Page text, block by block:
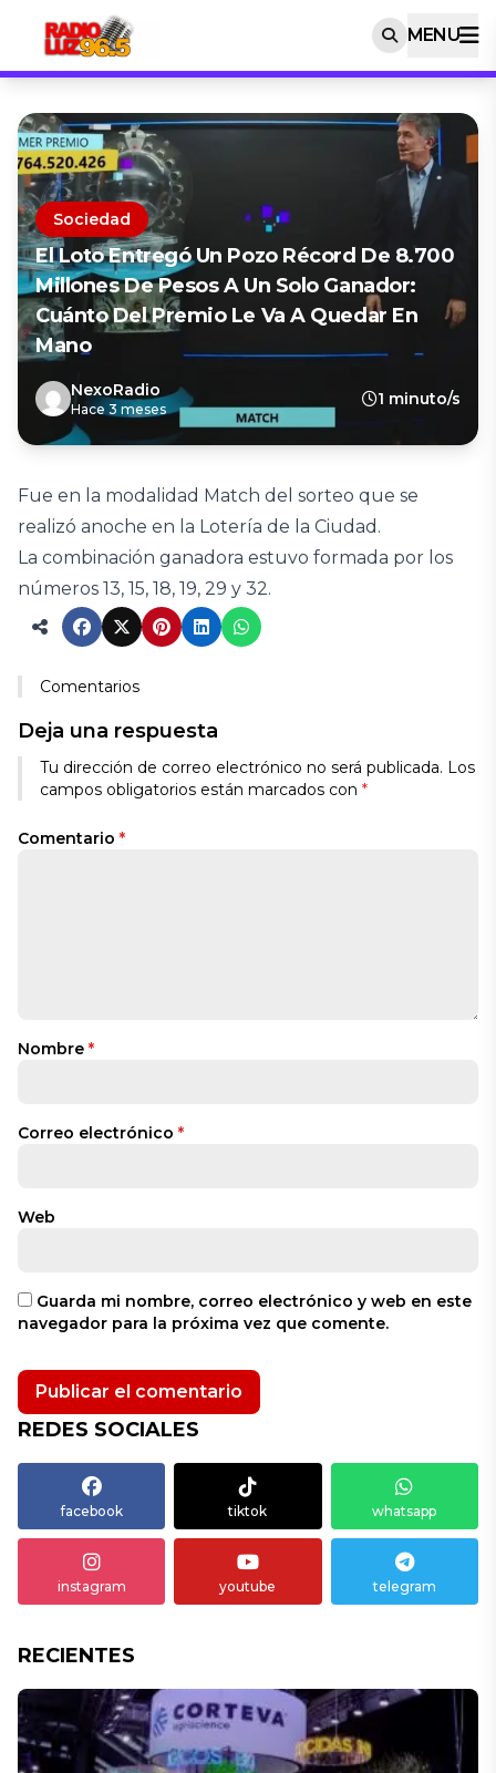
MENU
Sociedad
El Loto Entregó Un Pozo Récord De 8.700
Millones De Pesos A Un Solo Ganador:
Cuánto Del Premio Le Va A Quedar En
Mano
NexoRadio
Hace 3 meses
1 minuto/s
Fue en la modalidad Match del sorteo que se
realizó anoche en la Lotería de la Ciudad.
La combinación ganadora estuvo formada por los
números 13, 15, 18, 19, 29 y 32.
Comentarios
Deja una respuesta
Tu dirección de correo electrónico no será publicada. Los
campos obligatorios están marcados con *
Comentario *
Nombre *
Correo electrónico *
Web
Guarda mi nombre, correo electrónico y web en este
navegador para la próxima vez que comente.
REDES SOCIALES
facebook tiktok whatsapp
instagram youtube telegram
RECIENTES